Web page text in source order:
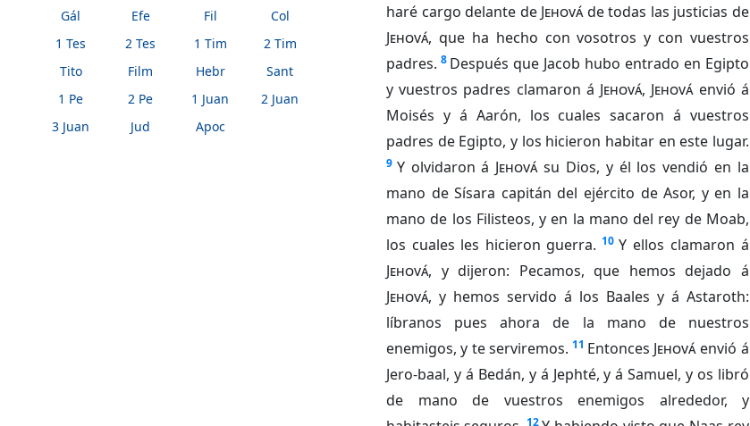
Gál
Efe Fil
Col
1 Tes
2 Tes 1 Tim
2 Tim
Tito
Film Hebr
Sant
1 Pe
2 Pe 1 Juan
2 Juan
3 Juan
Jud Apoc
haré cargo delante de Jehováde todas las justicias de
Jehová, que ha hecho con vosotros y con vuestros
padres. 8 Después que Jacob hubo entrado en Egipto
y vuestros padres clamaron á Jehová, Jehováenvió á
Moisés y á Aarón, los cuales sacaron á vuestros
padres de Egipto, y los hicieron habitar en este lugar.
9 Y olvidaron á Jehovásu Dios, y él los vendió en la
mano de Sísara capitán del ejército de Asor, y en la
mano de los Filisteos, y en la mano del rey de Moab,
los cuales les hicieron guerra. 10 Y ellos clamaron á
Jehová, y dijeron: Pecamos, que hemos dejado á
Jehová, y hemos servido á los Baales y á Astaroth:
líbranos pues ahora de la mano de nuestros
enemigos, y te serviremos. 11 Entonces Jehováenvió á
Jero-baal, y á Bedán, y á Jephté, y á Samuel, y os libró
de mano de vuestros enemigos alrededor, y
12